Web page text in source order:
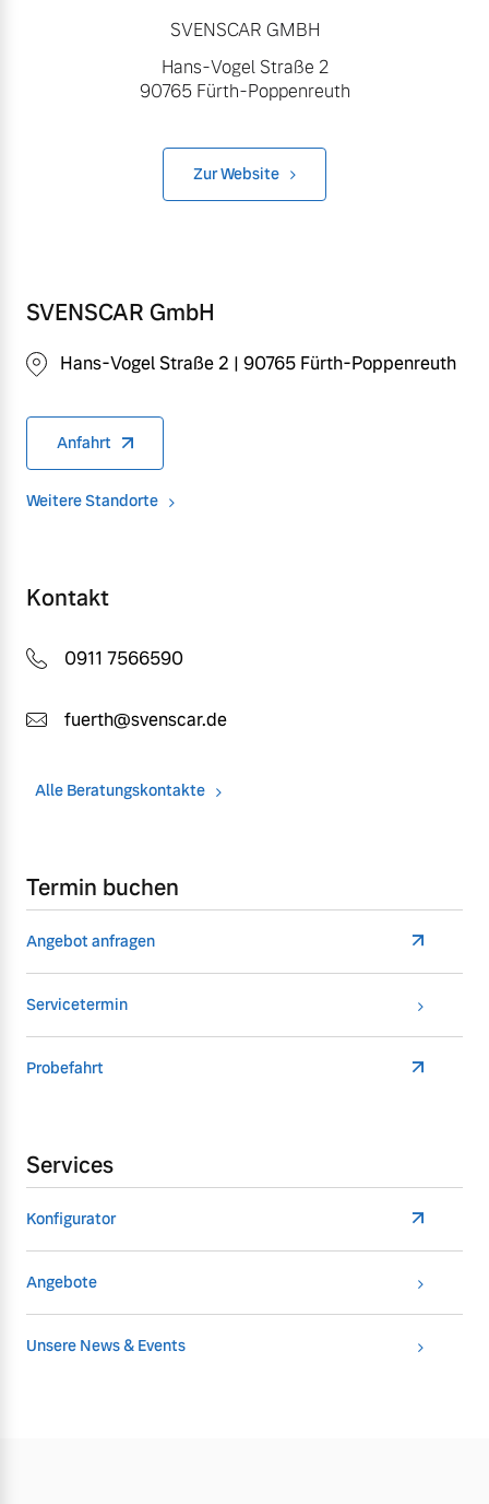
SVENSCAR GMBH
Hans-Vogel Straße 2
90765 Fürth-Poppenreuth
Zur Website
SVENSCAR GmbH
Hans-Vogel Straße 2 | 90765 Fürth-Poppenreuth
Anfahrt
Weitere Standorte
Kontakt
0911 7566590
fuerth@svenscar.de
Alle Beratungskontakte
Termin buchen
Angebot anfragen
Servicetermin
Probefahrt
Services
Konfigurator
Angebote
Unsere News & Events